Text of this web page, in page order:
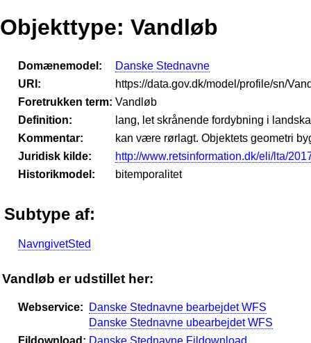
Objekttype: Vandløb
Domænemodel:
Danske Stednavne
URI:
https://data.gov.dk/model/profile/sn/
Foretrukken term: Vandløb
Definition:
lang, let skrånende fordybning i
Kommentar:
kan være rørlagt. Objektets geometri
Juridisk kilde:
http://www.retsinformation.dk/eli/lta/
Historikmodel:
bitemporalitet
Subtype af:
NavngivetSted
Vandløb er udstillet her:
Webservice:
Danske Stednavne bearbejdet WFS
Danske Stednavne ubearbejdet WFS